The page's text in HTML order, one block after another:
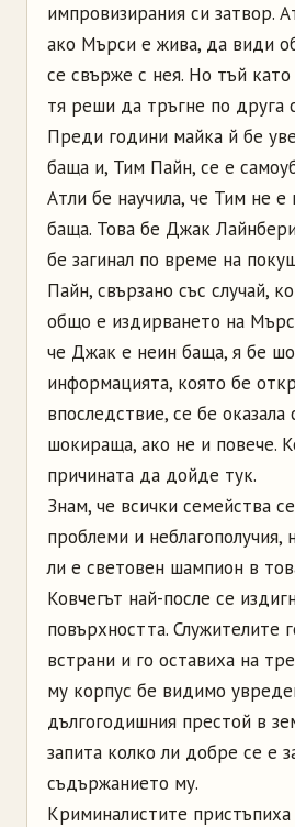
импровизирания си затвор.
ако Мърси е жива, да види
се свърже с нея. Но тъй като
тя реши да тръгне по друга
Преди години майка й бе
баща и, Тим Пайн, се е
Атли бе научила, че Тим не е
баща. Това бе Джак
бе загинал по време на
Пайн, свързано със случай,
общо е издирването на
че Джак е неин баща, я бе
информацията, която бе
впоследствие, се бе
шокираща, ако не и повече.
причината да дойде тук.
Знам, че всички семейства
проблеми и неблагополучия,
ли е световен шампион в
Ковчегът най-после се
повърхността. Служителите
встрани и го оставиха на
му корпус бе видимо
дългогодишния престой в
запита колко ли добре се е
съдържанието му.
Криминалистите